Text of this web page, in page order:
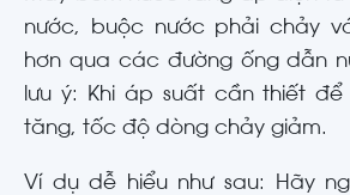
nước, buộc nước phải chảy
hơn qua các đường ống dẫn
lưu ý: Khi áp suất cần thiết
tăng, tốc độ dòng chảy giảm.
Ví dụ dễ hiểu như sau: Hãy